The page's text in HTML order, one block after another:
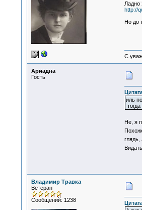
Ладно
http://
Но до
С
Ариадна
Гость
иль
Не, я
Владимир Травка
Ветеран
Сообщений: 1238